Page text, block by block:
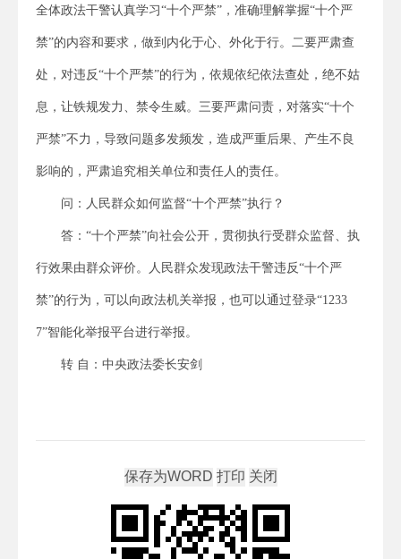
全体政法干警认真学习“十个严禁”，准确理解掌握“十个严
禁”的内容和要求，做到内化于心、外化于行。二要严肃查
处，对违反“十个严禁”的行为，依规依纪依法查处，绝不姑
息，让铁规发力、禁令生威。三要严肃问责，对落实“十个
严禁”不力，导致问题多发频发，造成严重后果、产生不良
影响的，严肃追究相关单位和责任人的责任。
问：人民群众如何监督“十个严禁”执行？
答：“十个严禁”向社会公开，贯彻执行受群众监督、执
行效果由群众评价。人民群众发现政法干警违反“十个严
禁”的行为，可以向政法机关举报，也可以通过登录“1233
7”智能化举报平台进行举报。
转 自：中央政法委长安剑